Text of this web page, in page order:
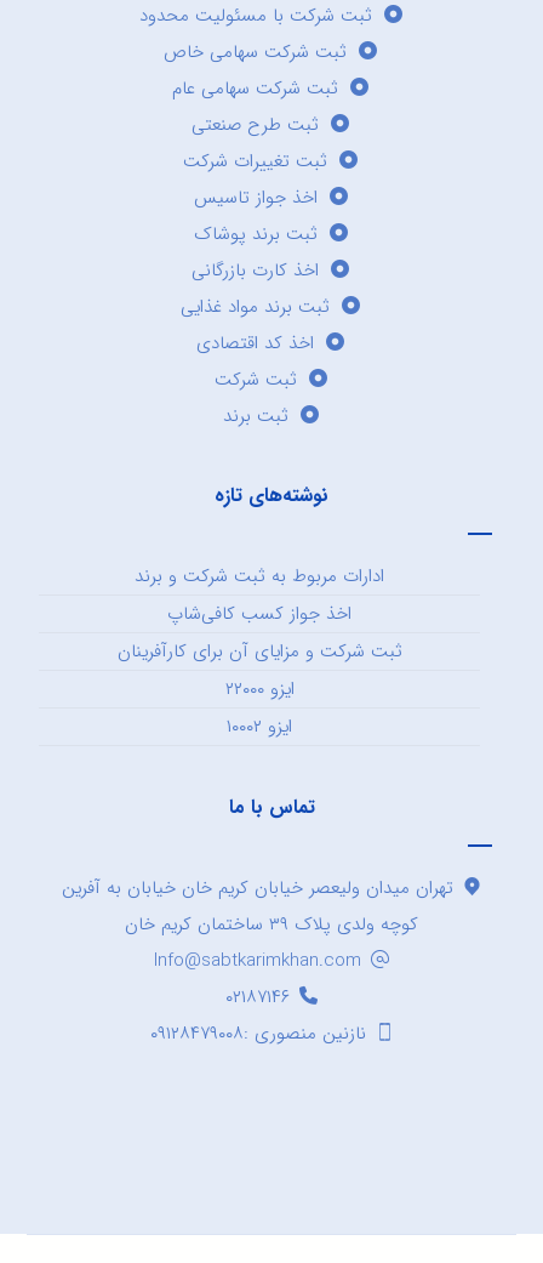
ثبت شرکت با مسئولیت محدود
ثبت شرکت سهامی خاص
ثبت شرکت سهامی عام
ثبت طرح صنعتی
ثبت تغییرات شرکت
اخذ جواز تاسیس
ثبت برند پوشاک
اخذ کارت بازرگانی
ثبت برند مواد غذایی
اخذ کد اقتصادی
ثبت شرکت
ثبت برند
نوشته‌های تازه
ادارات مربوط به ثبت شرکت و برند
اخذ جواز کسب کافی‌شاپ
ثبت شرکت و مزایای آن برای کارآفرینان
ایزو ۲۲۰۰۰
ایزو ۱۰۰۰۲
تماس با ما
تهران میدان ولیعصر خیابان کریم خان خیابان به آفرین
کوچه ولدی پلاک ۳۹ ساختمان کریم خان
Info@sabtkarimkhan.com
۰۲۱۸۷۱۴۶
نازنین منصوری :۰۹۱۲۸۴۷۹۰۰۸